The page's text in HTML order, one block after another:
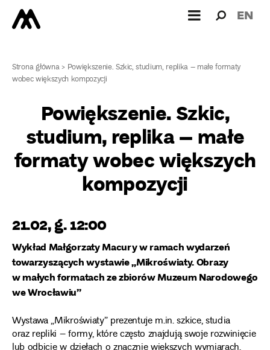
dla: EN
Strona główna> Powiększenie. Szkic, studium, replika – małe formaty
wobec większych kompozycji
Powiększenie. Szkic,
studium, replika – małe
formaty wobec większych
kompozycji
21.02, g. 12:00
Wykład Małgorzaty Macury w ramach wydarzeń
towarzyszących wystawie „Mikroświaty. Obrazy
w małych formatach ze zbiorów Muzeum Narodowego
we Wrocławiu”
Wystawa „Mikroświaty” prezentuje m.in. szkice, studia
oraz repliki – formy, które często znajdują swoje rozwinięcie